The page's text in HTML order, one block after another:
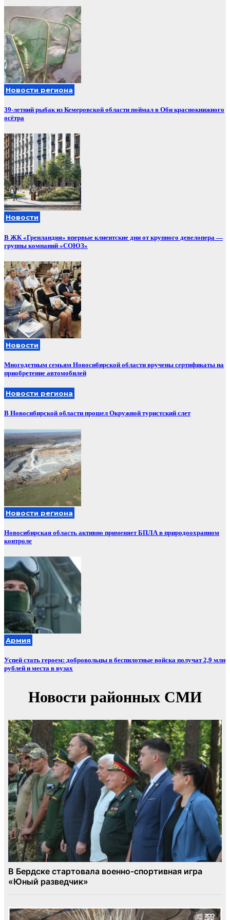
Новости региона
39-летний рыбак из Кемеровской области поймал в Оби краснокнижного
осётра
Новости
В ЖК «Гренландия» впервые клиентские дни от крупного девелопера —
группы компаний «СОЮЗ»
Новости
Многодетным семьям Новосибирской области вручены сертификаты на
приобретение автомобилей
Новости региона
В Новосибирской области прошел Окружной туристский слет
Новости региона
Новосибирская область активно применяет БПЛА в природоохранном
контроле
Армия
Успей стать героем: добровольцы в беспилотные войска получат 2,9 млн
рублей и места в вузах